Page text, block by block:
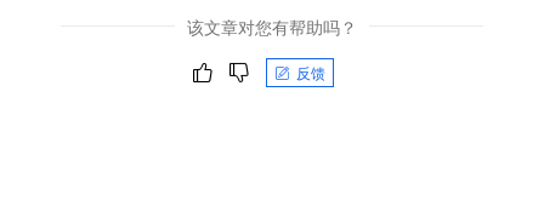
该文章对您有帮助吗？
反馈